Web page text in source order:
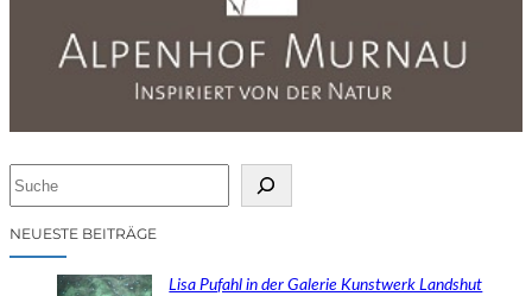
cNEUESTE BEITRÄGE
Lisa Pufahl in der Galerie Kunstwerk Landshut